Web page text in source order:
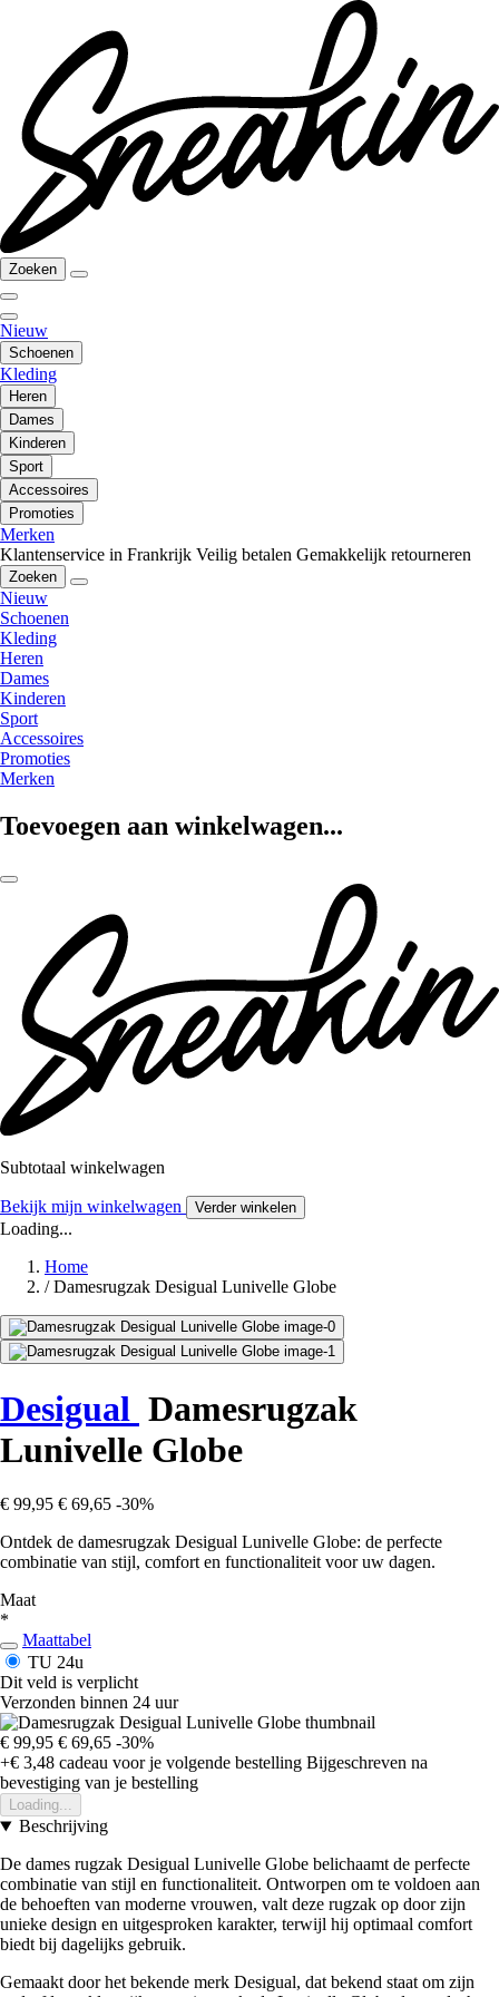
Zoeken
Nieuw
Schoenen
Kleding
Heren
Dames
Kinderen
Sport
Accessoires
Promoties
Merken
Klantenservice in Frankrijk Veilig betalen Gemakkelijk retourneren
Zoeken
Nieuw
Schoenen
Kleding
Heren
Dames
Kinderen
Sport
Accessoires
Promoties
Merken
Toevoegen aan winkelwagen...
Subtotaal winkelwagen
Bekijk mijn winkelwagen Verder winkelen
Loading...
Home
/ Damesrugzak Desigual Lunivelle Globe
Desigual Damesrugzak
Lunivelle Globe
€ 99,95 € 69,65 -30%
Ontdek de damesrugzak Desigual Lunivelle Globe: de perfecte
combinatie van stijl, comfort en functionaliteit voor uw dagen.
Maat
*
Maattabel
TU 24u
Dit veld is verplicht
Verzonden binnen 24 uur
€ 99,95 € 69,65 -30%
+€ 3,48 cadeau voor je volgende bestelling Bijgeschreven na
bevestiging van je bestelling
Loading...
Beschrijving
De dames rugzak Desigual Lunivelle Globe belichaamt de perfecte
combinatie van stijl en functionaliteit. Ontworpen om te voldoen aan
de behoeften van moderne vrouwen, valt deze rugzak op door zijn
unieke design en uitgesproken karakter, terwijl hij optimaal comfort
biedt bij dagelijks gebruik.
Gemaakt door het bekende merk Desigual, dat bekend staat om zijn